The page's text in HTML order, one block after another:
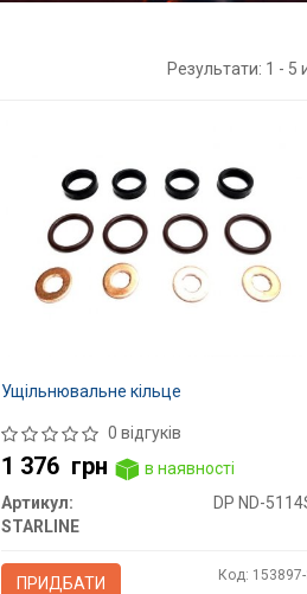
Результати: 1 - 5
Ущільнювальне кільце
0 відгуків
1 376 грн
в наявності
Артикул:
DP ND-
STARLINE
ПРИДБАТИ Код: